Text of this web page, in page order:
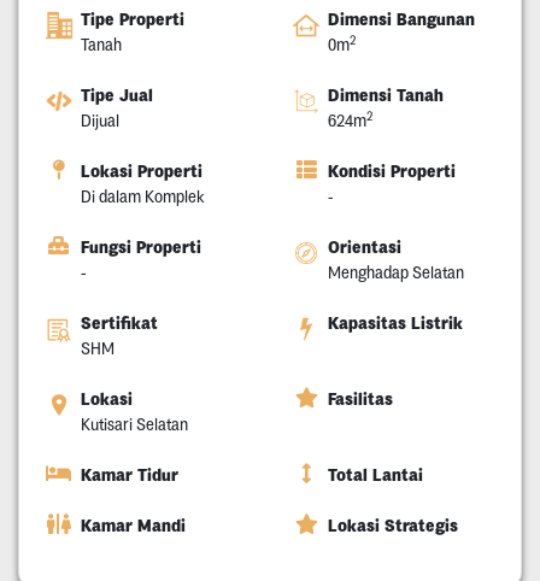
Tipe Properti
Tanah
Dimensi Bangunan
0m2
Tipe Jual
Dijual
Dimensi Tanah
624m2
Lokasi Properti
Di dalam Komplek
Kondisi Properti
-
Fungsi Properti
-
Orientasi
Menghadap Selatan
Sertifikat
SHM
Kapasitas Listrik
Lokasi
Kutisari Selatan
Fasilitas
Kamar Tidur Total Lantai
Kamar Mandi Lokasi Strategis